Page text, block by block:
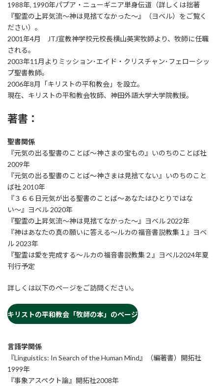
1988年, 1990年パプア・ニューギニア単身伝道（詳しくは拙著
『聖霊の上昇気流〜神は見捨てなかった〜』（ヨベル）をご覧く
ださい）。
2001年4月 JTJ宣教神学校元校長横山英実牧師より、牧師に任職
される。
2003年11月よりミッション･エイド・クリスチャン･フェローシッ
プ聖書教師。
2006年8月「キリストの平和教会」を設立。
現在、キリストの平和教会牧師、神田外語大学大学院教授。
著書：
聖書関係
『元気の出る聖書のことば〜神さまの宝もの』いのちのことば社
2009年
『元気の出る聖書のことば〜神さまは見捨てない』いのちのこと
ば社 2010年
『３６６日元気が出る聖書のことば〜あなたはひとりではな
い〜』ヨベル 2020年
『聖霊の上昇気流〜神は見捨てなかった〜』ヨベル 2022年
『神はあなたの真の願いに答える〜ルカの福音書説教集１』ヨベ
ル 2023年
『聖霊は愛を完成する〜ルカの福音書説教集２』ヨベル2024年夏
刊行予定
詳しくは以下のページをご訪問ください。
キリストの平和教会「牧師の本」のページ
言語学関係
『Linguistics: In Search of the Human Mind』（編著書）開拓社
1999年
『事象アスペクト論』開拓社2008年